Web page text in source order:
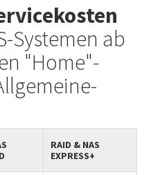
Systemen ab
"Home"-
RAID & NAS
EXPRESS+